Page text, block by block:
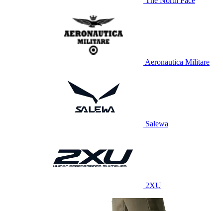
Aeronautica Militare
Salewa
2XU